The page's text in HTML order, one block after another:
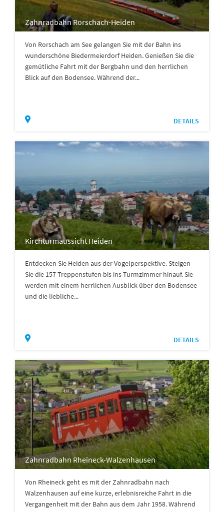
Zahnradbahn Rorschach-Heiden
Von Rorschach am See gelangen Sie mit der Bahn ins
wunderschöne Biedermeierdorf Heiden. Genießen Sie die
gemütliche Fahrt mit der Bergbahn und den herrlichen
Blick auf den Bodensee. Während der...
DETAILS
Kirchturmaussicht Heiden
Entdecken Sie Heiden aus der Vogelperspektive. Steigen
Sie die 157 Treppenstufen bis ins Turmzimmer hinauf. Sie
werden mit einem herrlichen Ausblick über den Bodensee
und die liebliche...
DETAILS
Zahnradbahn Rheineck-Walzenhausen
Von Rheineck geht es mit der Zahnradbahn nach
Walzenhausen auf eine kurze, erlebnisreiche Fahrt in die
Vergangenheit mit der Bahn aus dem Jahr 1958. Während